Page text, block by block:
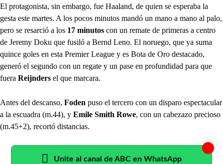
El protagonista, sin embargo, fue Haaland, de quien se esperaba la
gesta este martes. A los pocos minutos mandó un mano a mano al palo,
pero se resarció a los 17 minutos con un remate de primeras a centro
de Jeremy Doku que fusiló a Bernd Leno. El noruego, que ya suma
quince goles en esta Premier League y es Bota de Oro destacado,
generó el segundo con un regate y un pase en profundidad para que
fuera Reijnders el que marcara.
Antes del descanso, Foden puso el tercero con un disparo espectacular
a la escuadra (m.44), y Emile Smith Rowe, con un cabezazo precioso
(m.45+2), recortó distancias.
Unite al canal de ABC en WhatsApp